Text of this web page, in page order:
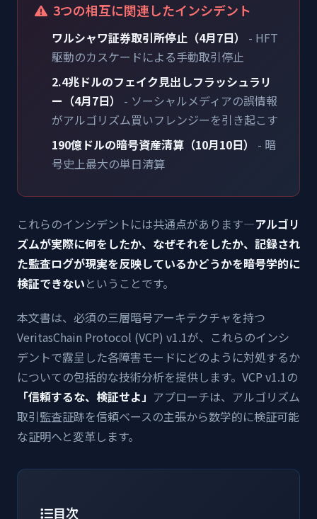
3つの相互に関連したインシデント
ワルシャワ証券取引所停止（4月7日）
- HFT
駆動のカスケードによる手動取引停止
2.4兆ドルのフェイク見出しフラッシュラリ
ー（4月7日）
- ソーシャルメディアの誤情報
がアルゴリズム買いフレンジーを引き起こす
190億ドルの暗号資産清算（10月10日）
- 暗
号史上最大の単日清算
これらのインシデントには共通点があります—アルゴリ
ズムが実際に何をしたか、なぜそれをしたか、記録され
た監査ログが現実を反映しているかどうかを暗号学的に
検証できないということです。
本文書は、必須の三層暗号アーキテクチャを持つ
VeritasChain Protocol (VCP) v1.1が、これらのインシ
デントで露呈した各障害モードにどのように対処するか
についての包括的な技術分析を提供します。VCP v1.1の
「信頼するな、検証せよ」 アプローチは、アルゴリズム
取引監査証跡を信頼ベースの主張から数学的に検証可能
な証明へと変革します。
目次